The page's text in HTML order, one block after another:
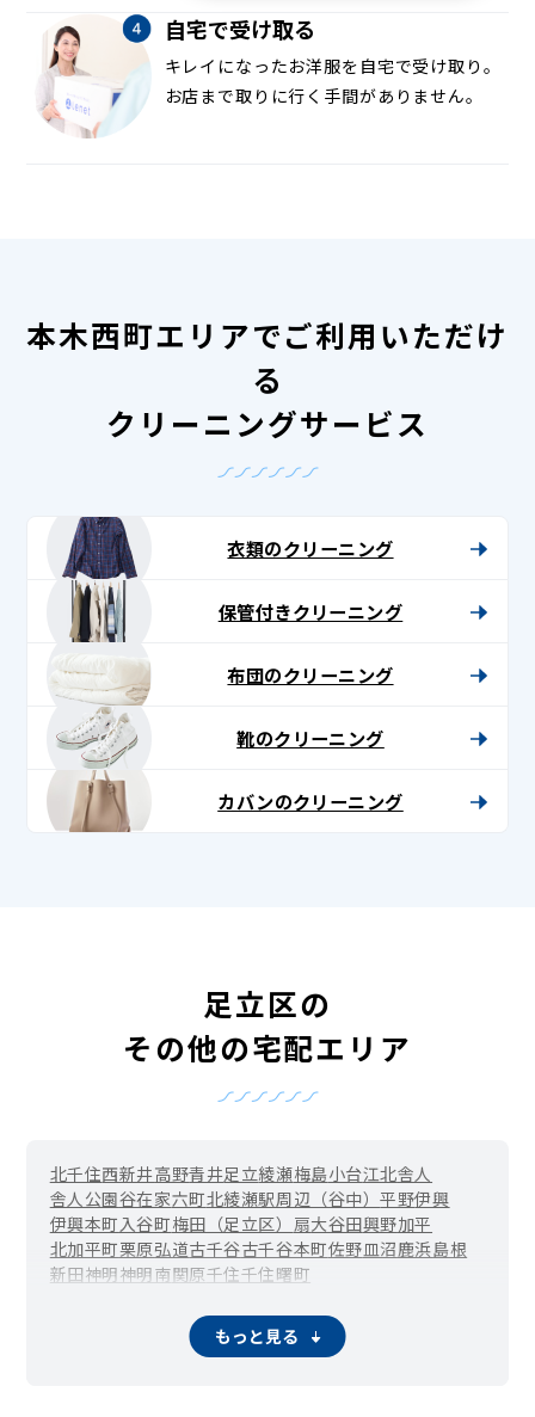
自宅で受け取る
キレイになったお洋服を自宅で受け取り。
お店まで取りに行く手間がありません。
本木西町エリアでご利用いただけ
る
クリーニングサービス
衣類のクリーニング
保管付きクリーニング
布団のクリーニング
靴のクリーニング
カバンのクリーニング
足立区の
その他の宅配エリア
北千住西新井高野青井足立綾瀬梅島小台江北舎人
舎人公園谷在家六町北綾瀬駅周辺（谷中）平野伊興
伊興本町入谷町梅田（足立区） 扇大谷田興野加平
北加平町栗原弘道古千谷古千谷本町佐野皿沼鹿浜島根
新田神明神明南関原千住千住曙町
千住関屋町千住龍田町
千住橋戸町 千住緑町千住宮元町
もっと見る